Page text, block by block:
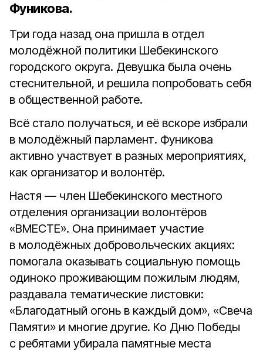
Фуникова.
Три года назад она пришла в отдел
молодёжной политики Шебекинского
городского округа. Девушка была очень
стеснительной, и решила попробовать себя
в общественной работе.
Всё стало получаться, и её вскоре избрали
в молодёжный парламент. Фуникова
активно участвует в разных мероприятиях,
как организатор и волонтёр.
Настя — член Шебекинского местного
отделения организации волонтёров
«ВМЕСТЕ». Она принимает участие
в молодёжных добровольческих акциях:
помогала оказывать социальную помощь
одиноко проживающим пожилым людям,
раздавала тематические листовки:
«Благодатный огонь в каждый дом», «Свеча
Памяти» и многие другие. Ко Дню Победы
с ребятами убирала памятные места